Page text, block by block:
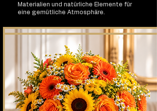
Materialien und natürliche Elemente für
eine gemütliche Atmosphäre.